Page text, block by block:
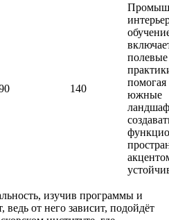
140
полевые
помогая
южные
изучив программы и
от него зависит, подойдёт